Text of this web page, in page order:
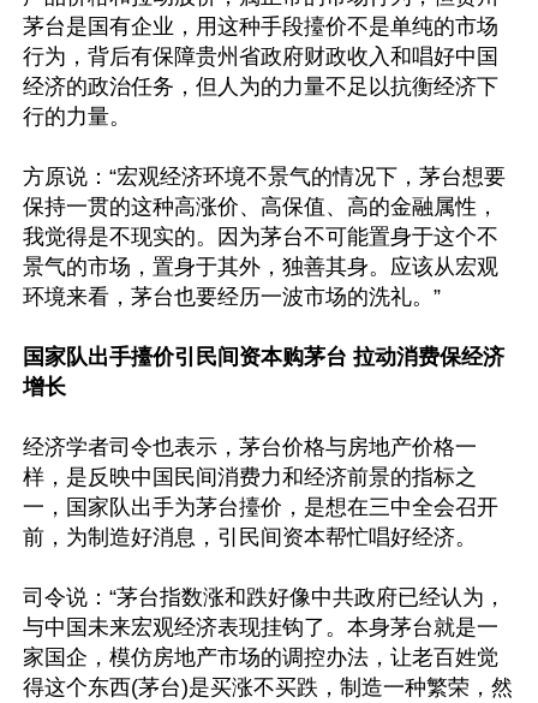
茅台是国有企业，用这种手段擡价不是单纯的市场
行为，背后有保障贵州省政府财政收入和唱好中国
经济的政治任务，但人为的力量不足以抗衡经济下
行的力量。
方原说：“宏观经济环境不景气的情况下，茅台想要
保持一贯的这种高涨价、高保值、高的金融属性，
我觉得是不现实的。因为茅台不可能置身于这个不
景气的市场，置身于其外，独善其身。应该从宏观
环境来看，茅台也要经历一波市场的洗礼。”
国家队出手擡价引民间资本购茅台 拉动消费保经济
增长
经济学者司令也表示，茅台价格与房地产价格一
样，是反映中国民间消费力和经济前景的指标之
一，国家队出手为茅台擡价，是想在三中全会召开
前，为制造好消息，引民间资本帮忙唱好经济。
司令说：“茅台指数涨和跌好像中共政府已经认为，
与中国未来宏观经济表现挂钩了。本身茅台就是一
家国企，模仿房地产市场的调控办法，让老百姓觉
得这个东西(茅台)是买涨不买跌，制造一种繁荣，然